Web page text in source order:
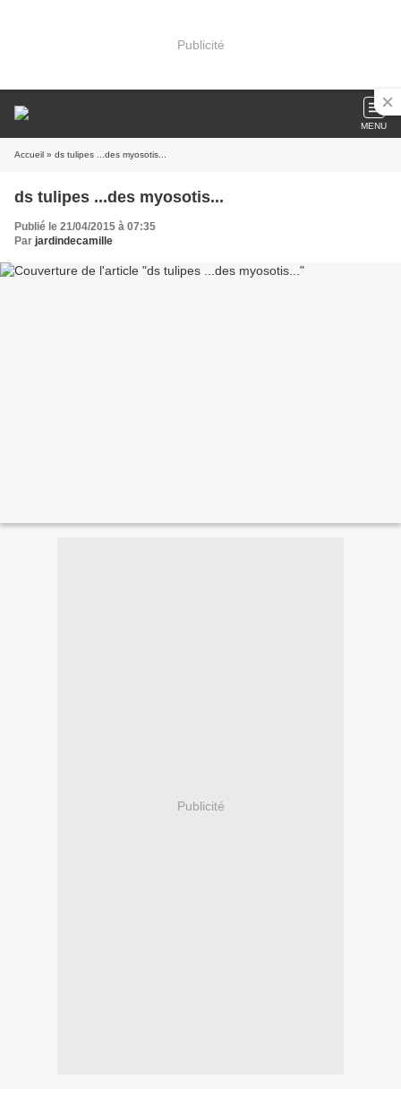
Publicité
MENU
Accueil » ds tulipes ...des myosotis...
ds tulipes ...des myosotis...
Publié le 21/04/2015 à 07:35
Par jardindecamille
Publicité